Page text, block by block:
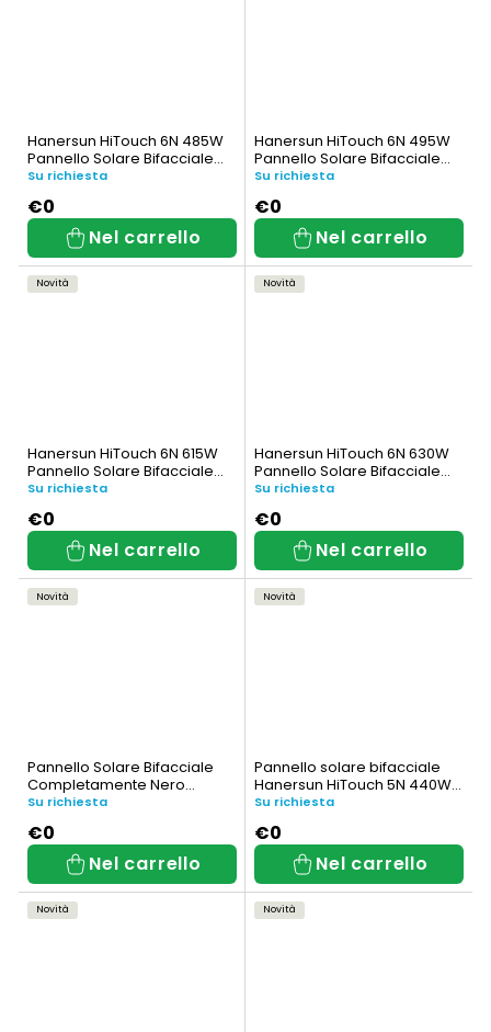
Hanersun HiTouch 6N 485W
Pannello Solare Bifacciale
(HN21RN-54HT485W)
Su richiesta
€0
Nel carrello
Hanersun HiTouch 6N 495W
Pannello Solare Bifacciale
(HN21RN-54HT495W)
Su richiesta
€0
Nel carrello
Novità
Hanersun HiTouch 6N 615W
Pannello Solare Bifacciale
(HN21RN-66HT615W)
Su richiesta
€0
Nel carrello
Novità
Hanersun HiTouch 6N 630W
Pannello Solare Bifacciale
(HN21RN-66HT630W)
Su richiesta
€0
Nel carrello
Novità
Pannello Solare Bifacciale
Completamente Nero
Hanersun HiTouch 6N 430W
Su richiesta
€0
Nel carrello
Novità
Pannello solare bifacciale
Hanersun HiTouch 5N 440W
Tutto Nero (HN18N-
Su richiesta
€0
Nel carrello
Novità Novità